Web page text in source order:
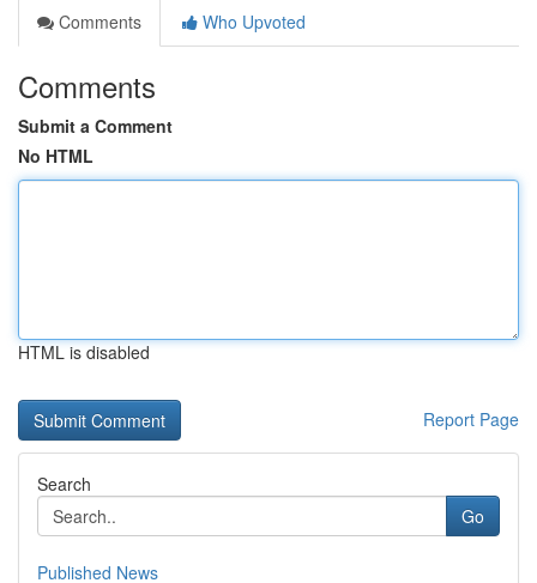
Comments
Who Upvoted
Comments
Submit a Comment
No HTML
HTML is disabled
Report Page
Search
Go
Published News